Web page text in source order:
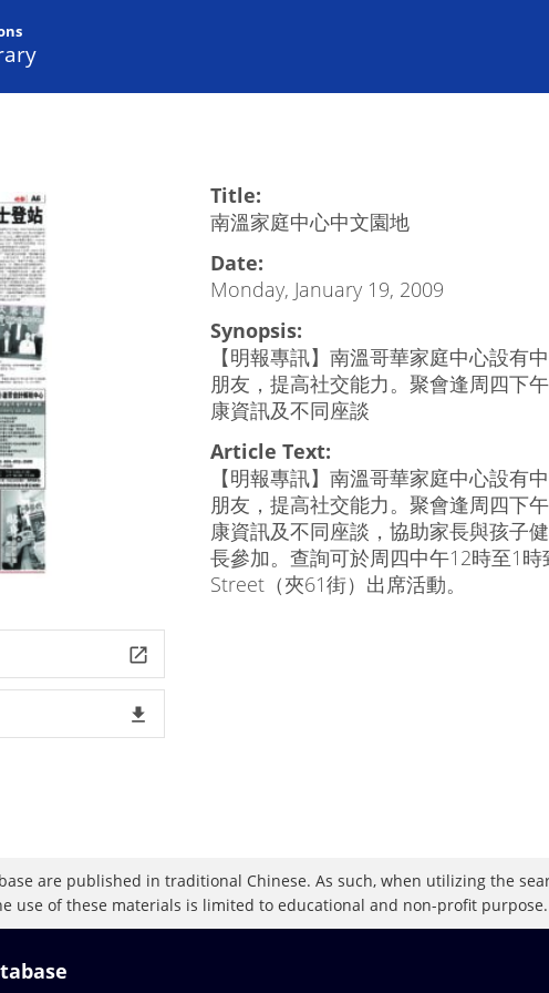
launch
file_download
Title:
南溫家庭中心中文園地
Date:
Monday, January 19, 2009
Synopsis:
【明報專訊】南溫哥華家庭中心設有
朋友，提高社交能力。聚會逢周四下
康資訊及不同座談
Article Text:
【明報專訊】南溫哥華家庭中心設有
朋友，提高社交能力。聚會逢周四下
康資訊及不同座談，協助家長與孩子
長參加。查詢可於周四中午12時至1
Street（夾61街）出席活動。
are published in traditional Chinese. As such, when utilizing the
use of these materials is limited to educational and non-profit purpose.